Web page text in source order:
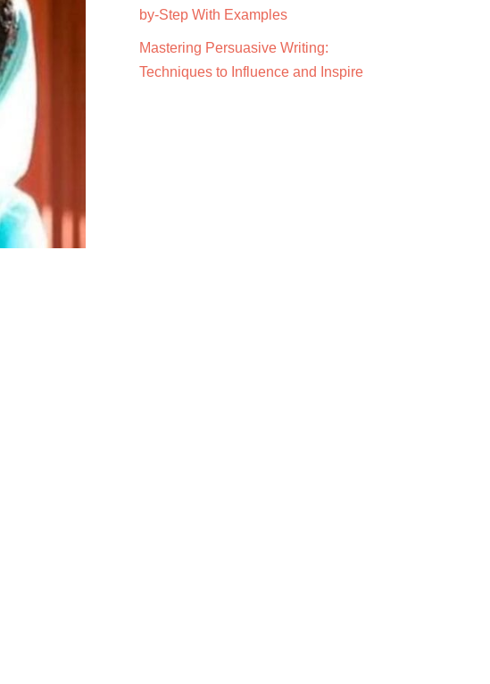
by-Step With Examples
Mastering Persuasive Writing:
Techniques to Influence and Inspire